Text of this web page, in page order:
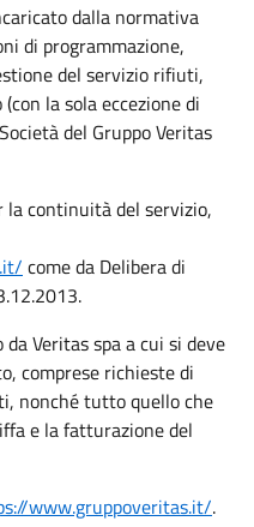
dalla normativa
di programmazione,
del servizio rifiuti,
la sola eccezione di
del Gruppo Veritas
la continuità del servizio,
come da Delibera di
Veritas spa a cui si deve
comprese richieste di
nonché tutto quello che
e la fatturazione del
www.gruppoveritas.it/.